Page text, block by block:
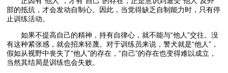
部的抵抗，才会发动自制心。因此，当觉得缺乏自制能力时，只有停
止训练活动。
如果不提高自己的精神，持有自律心，就不能与“他人”交往。没
有这种紧张感，就会招来轻蔑。对于训练员来说，警犬就是“他人”，
假如从视野中丧失了“他人”的存在，“自己”的存在也变得难以成立，
当然其结局是训练也会失败。